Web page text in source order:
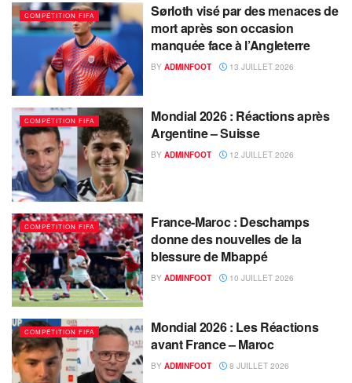
COMPÉTITION FIFA
Sørloth visé par des menaces de
mort après son occasion
manquée face à l’Angleterre
BY ADMINFOOT 13 JUILLET 2026
COMPÉTITION FIFA
Mondial 2026 : Réactions après
Argentine – Suisse
BY ADMINFOOT 12 JUILLET 2026
COMPÉTITION FIFA
France-Maroc : Deschamps
donne des nouvelles de la
blessure de Mbappé
BY ADMINFOOT 10 JUILLET 2026
COMPÉTITION FIFA
Mondial 2026 : Les Réactions
avant France – Maroc
BY ADMINFOOT 8 JUILLET 2026